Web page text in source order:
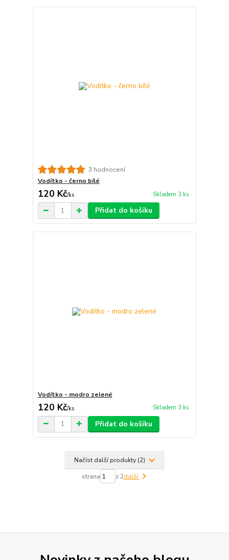
3 hodnocení
Vodítko - černo bílé
120 Kč/ks Skladem 3 ks
Přidat do košíku
Vodítko - modro zelené
120 Kč/ks Skladem 3 ks
Přidat do košíku
Načíst další produkty (2)
strana z 2další